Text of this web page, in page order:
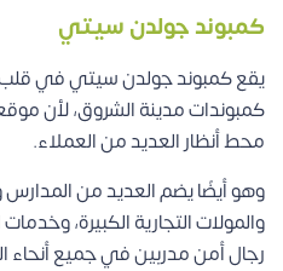
كمبوند جولدن سيتي
يقع كمبوند جولدن سيتي في قلب
كمبوندات مدينة الشروق، لأن
محط أنظار العديد من العملاء.
وهو أيضًا يضم العديد من المدارس
والمولات التجارية الكبيرة،
رجال أمن مدربين في جميع أنحاء